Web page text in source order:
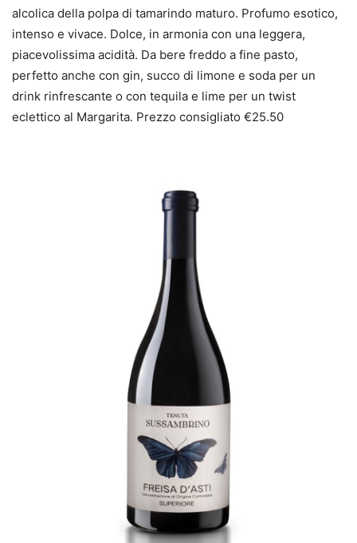
alcolica della polpa di tamarindo maturo. Profumo esotico,
intenso e vivace. Dolce, in armonia con una leggera,
piacevolissima acidità. Da bere freddo a fine pasto,
perfetto anche con gin, succo di limone e soda per un
drink rinfrescante o con tequila e lime per un twist
eclettico al Margarita. Prezzo consigliato €25.50